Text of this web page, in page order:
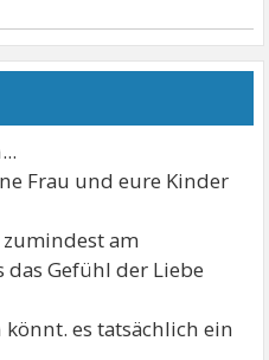
Frau und eure Kinder
am
Gefühl der Liebe
es tatsächlich ein